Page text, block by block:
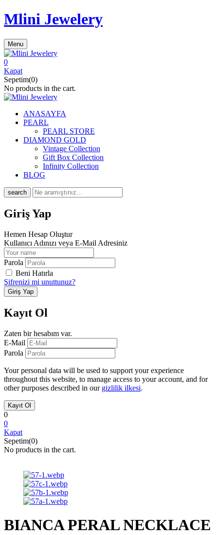
Mlini Jewelery
Menu
0
Kapat
Sepetim(0)
No products in the cart.
ANASAYFA
PEARL
PEARL STORE
DIAMOND GOLD
Vintage Collection
Gift Box Collection
Infinity Collection
BLOG
search
Giriş Yap
Hemen Hesap Oluştur
Kullanıcı Adınızı veya E-Mail Adresiniz
Parola
Beni Hatırla
Şifrenizi mi unuttunuz?
Kayıt Ol
Zaten bir hesabım var.
E-Mail
Parola
Your personal data will be used to support your experience
throughout this website, to manage access to your account, and for
other purposes described in our gizlilik ilkesi.
0
0
Kapat
Sepetim(0)
No products in the cart.
BIANCA PERAL NECKLACE